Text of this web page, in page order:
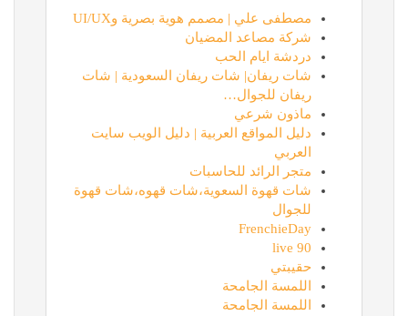
مصطفى علي | مصمم هوية بصرية وUI/UX
شركة مصاعد المضيان
دردشة ايام الحب
شات ريفان| شات ريفان السعودية | شات
ريفان للجوال…
ماذون شرعي
دليل المواقع العربية | دليل الويب سايت
العربي
متجر الرائد للحاسبات
شات قهوة السعوية،شات قهوه،شات قهوة
للجوال
FrenchieDay
90 live
حقيبتي
اللمسة الجامحة
اللمسة الجامحة